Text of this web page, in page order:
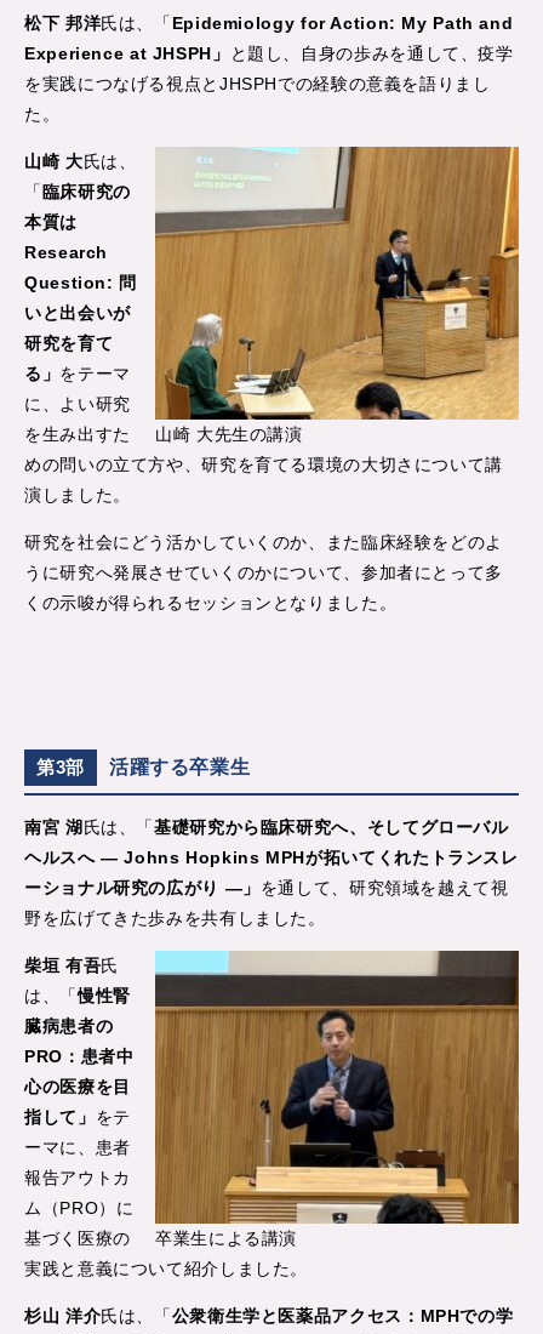
松下 邦洋氏は、「Epidemiology for Action: My Path and
Experience at JHSPH」
と題し、自身の歩みを通して、疫学
を実践につなげる視点とJHSPHでの経験の意義を語りまし
た。
山崎 大先生の講演
山崎 大氏は、
「臨床研究の
本質は
Research
Question: 問
いと出会いが
研究を育て
る」 をテーマ
に、よい研究
を生み出すた
めの問いの立て方や、研究を育てる環境の大切さについて講
演しました。
研究を社会にどう活かしていくのか、また臨床経験をどのよ
うに研究へ発展させていくのかについて、参加者にとって多
くの示唆が得られるセッションとなりました。
第3部 活躍する卒業生
南宮 湖氏は、「基礎研究から臨床研究へ、そしてグローバル
ヘルスへ ― Johns Hopkins MPHが拓いてくれたトランスレ
ーショナル研究の広がり ―」 を通して、研究領域を越えて視
野を広げてきた歩みを共有しました。
卒業生による講演
柴垣 有吾氏
は、「慢性腎
臓病患者の
PRO：患者中
心の医療を目
指して」 をテ
ーマに、患者
報告アウトカ
ム（PRO）に
基づく医療の
実践と意義について紹介しました。
杉山 洋介氏は、「公衆衛生学と医薬品アクセス：MPHでの学